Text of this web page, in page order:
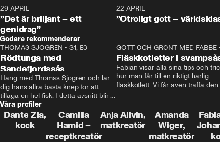
29 APRIL
”Det är briljant – ett
genidrag”
22 APRIL
”Otroligt gott –
Godare rekommenderar
THOMAS SJÖGREN • S1, E3
Rödtunga med
Sandefjordssås
Häng med Thomas Sjögren och lär
dig hans allra bästa knep för att
tillaga en hel fisk. I detta avsnitt blir
de helstekt rödtunga med
sandefjordssås och en magisk sallad
på pepparrot och äpple.
GOTT OCH GRÖNT MED FABBE
Fläskkotletter i
Fabian visar alla sina tips och
hur man får till en riktigt härlig
fläskkotlett. Vi får även träffa den
grisbonde på Gotland.
Våra profiler
Dante Zia,
kock
Camilla
Hamid –
receptkreatör
Anja Allvin,
matkreatör
Amanda
Wiger,
matkreatör